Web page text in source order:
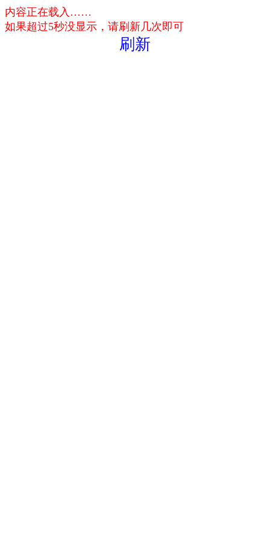
内容正在载入……
如果超过5秒没显示，请刷新几次即可
刷新